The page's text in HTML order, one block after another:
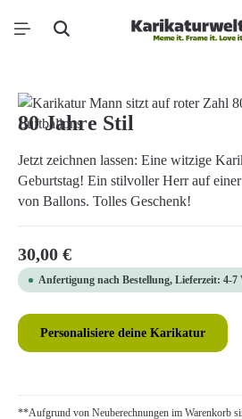
Zum Hauptinhalt springen
Bildergalerie überspringen
80 Jahre Stil
Jetzt zeichnen lassen: Eine witzige
Geburtstag! Ein stilvoller Herr auf
von Ballons. Tolles Geschenk!
Regulärer Preis:
30,00 €
Anfertigung nach Bestellung, Lieferzeit: 4-7
Personalisiere deine Karikatur
**Aufgrund von Neuberechnungen im Warenkorb